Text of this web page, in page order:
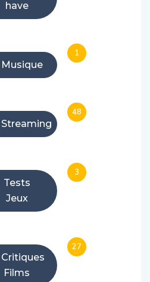
Musique
Streaming
Tests
Jeux
Critiques
Films